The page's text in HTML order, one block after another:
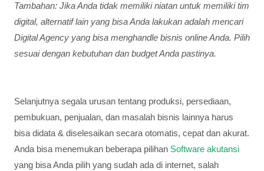
Tambahan: Jika Anda tidak memiliki niatan untuk memiliki tim
digital, alternatif lain yang bisa Anda lakukan adalah mencari
Digital Agency yang bisa menghandle bisnis online Anda. Pilih
sesuai dengan kebutuhan dan budget Anda pastinya.
Selanjutnya segala urusan tentang produksi, persediaan,
pembukuan, penjualan, dan masalah bisnis lainnya harus
bisa didata & diselesaikan secara otomatis, cepat dan akurat.
Anda bisa menemukan beberapa pilihan Software akutansi
yang bisa Anda pilih yang sudah ada di internet, salah